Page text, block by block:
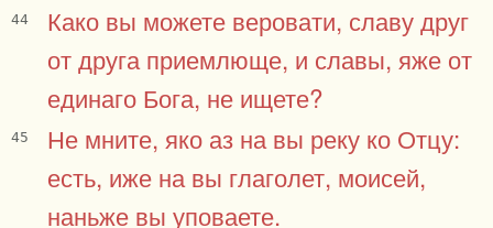
44
Како вы можете веровати, славу друг
от друга приемлюще, и славы, яже от
единаго Бога, не ищете?
45
Не мните, яко аз на вы реку ко Отцу:
есть, иже на вы глаголет, моисей,
наньже вы уповаете.